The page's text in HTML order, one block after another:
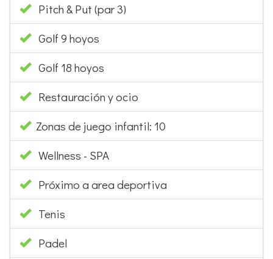
Pitch & Put (par 3)
Golf 9 hoyos
Golf 18 hoyos
Restauración y ocio
Zonas de juego infantil: 10
Wellness - SPA
Próximo a area deportiva
Tenis
Padel